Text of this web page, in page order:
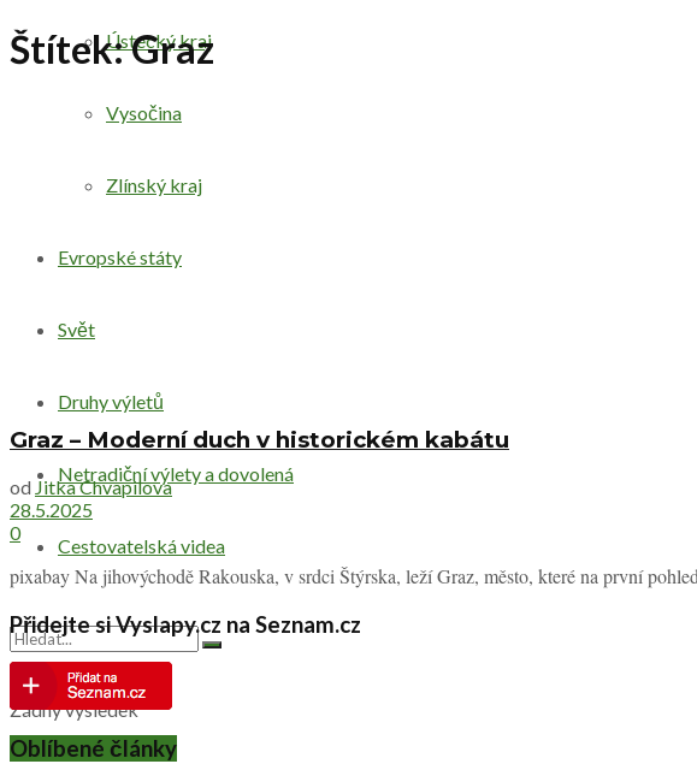
Ústecký kraj
Vysočina
Zlínský kraj
Evropské státy
Svět
Druhy výletů
Netradiční výlety a dovolená
Cestovatelská videa
Žádný výsledek
Štítek:Graz
Graz – Moderní duch v historickém kabátu
od Jitka Chvapilova
28.5.2025
0
pixabay Na jihovýchodě Rakouska, v srdci Štýrska, leží Graz, město, které na první
Přidejte si Vyslapy.cz na Seznam.cz
Oblíbené články